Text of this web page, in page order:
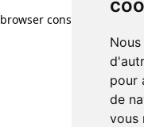
pour
de
vous
browser console for more